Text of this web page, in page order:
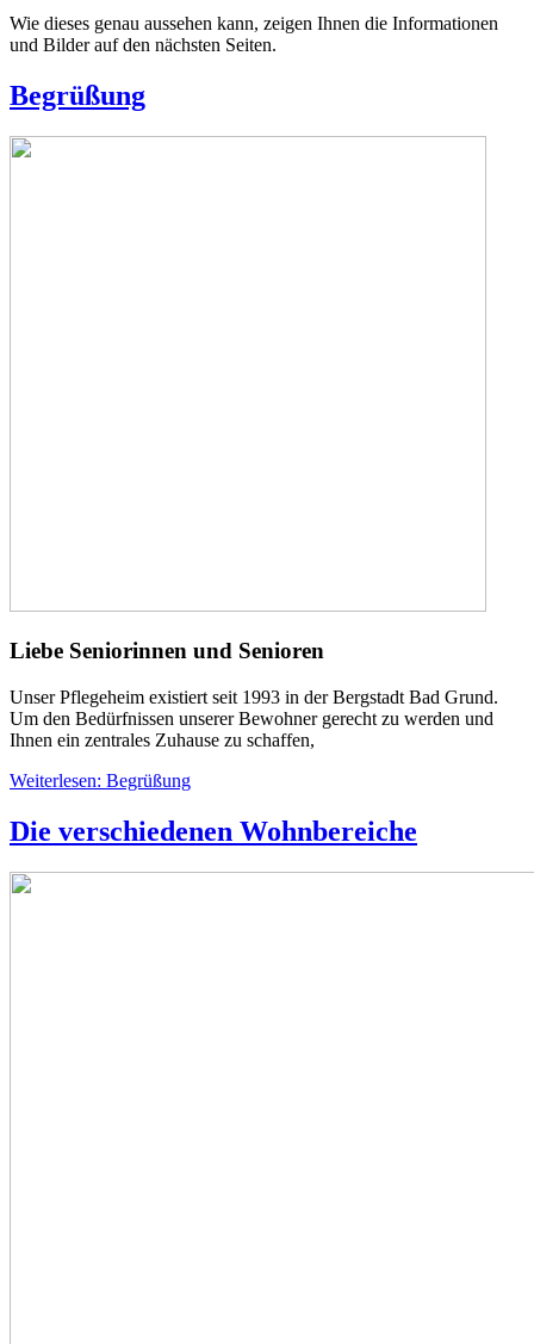
Wie dieses genau aussehen kann, zeigen Ihnen die Informationen
und Bilder auf den nächsten Seiten.
Begrüßung
Liebe Seniorinnen und Senioren
Unser Pflegeheim existiert seit 1993 in der Bergstadt Bad Grund.
Um den Bedürfnissen unserer Bewohner gerecht zu werden und
Ihnen ein zentrales Zuhause zu schaffen,
Weiterlesen: Begrüßung
Die verschiedenen Wohnbereiche